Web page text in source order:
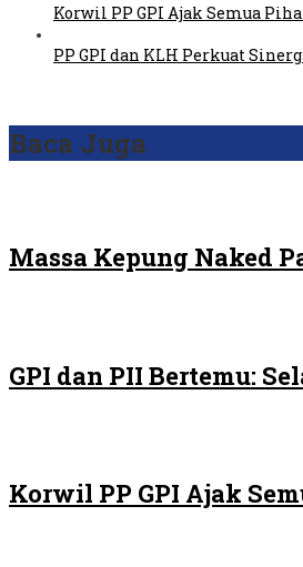
Korwil PP GPI Ajak Semua
PP GPI dan KLH Perkuat
Baca Juga
Massa Kepung Naked
GPI dan PII Bertemu:
Korwil PP GPI Ajak